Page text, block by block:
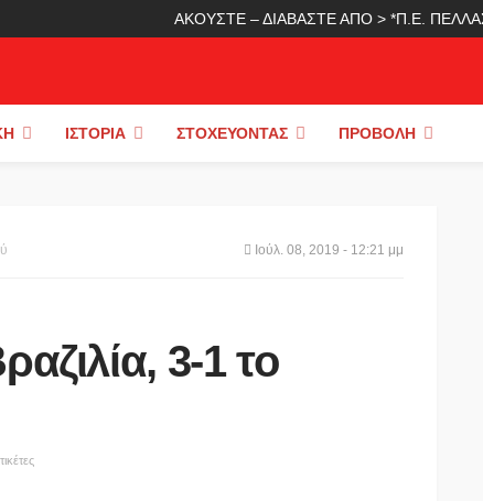
ΑΚΟΥΣΤΕ – ΔΙΑΒΑΣΤΕ ΑΠΟ > *Π.Ε.
ΙΣΤΟΡΊΑ ΣΤΟΧΕΎΟΝΤΑΣ ΠΡΟΒΟΛΉ
Ιούλ. 08, 2019 - 12:21 μμ
3-1 το